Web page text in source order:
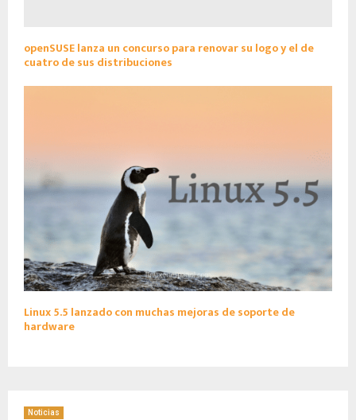
openSUSE lanza un concurso para renovar su logo y el de
cuatro de sus distribuciones
Linux 5.5 lanzado con muchas mejoras de soporte de
hardware
Noticias